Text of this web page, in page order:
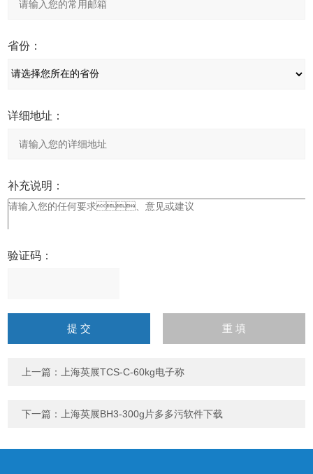
省份：
详细地址：
补充说明：
验证码：
字），如：三加四=7
上一篇： 上海英展TCS-C-60kg电子称
下一篇： 上海英展BH3-300g片多多污软件下载